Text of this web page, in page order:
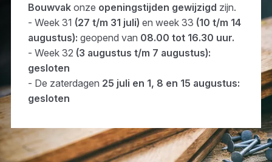
... Draadnagels
Bouwvakonze openingstijden gewijzigd zijn.
- Week 31 (27 t/m 31 juli) en week 33 (10 t/m 14
augustus): geopend van 08.00 tot 16.30 uur.
- Week 32 (3 augustus t/m 7 augustus):
gesloten
- De zaterdagen 25 juli en 1, 8 en 15 augustus:
gesloten